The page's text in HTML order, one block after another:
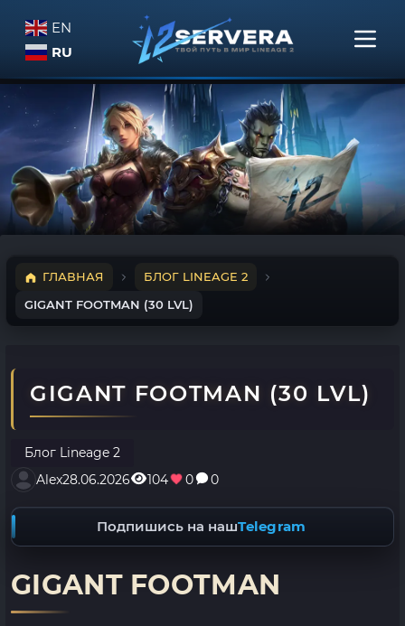
EN
RU
ГЛАВНАЯ
БЛОГ LINEAGE 2
GIGANT FOOTMAN (30 LVL)
GIGANT FOOTMAN (30 LVL)
Блог Lineage 2
Alex28.06.2026 104 0 0
Подпишись на нашTelegram
GIGANT FOOTMAN